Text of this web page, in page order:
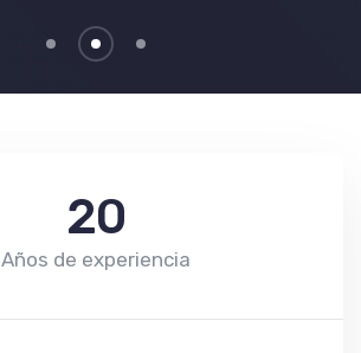
20
Años de experiencia